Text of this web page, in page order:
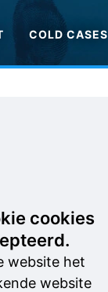
COLD CASES
cookies
website het
website